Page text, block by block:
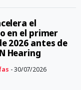
el
en el primer
2026 antes de
Hearing
- 30/07/2026